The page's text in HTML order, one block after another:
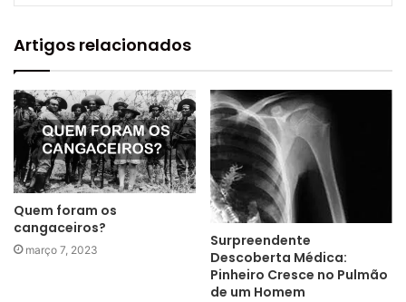
Artigos relacionados
Quem foram os
cangaceiros?
março 7, 2023
Surpreendente
Descoberta Médica:
Pinheiro Cresce no Pulmão
de um Homem